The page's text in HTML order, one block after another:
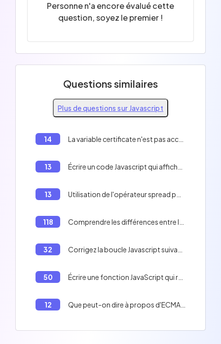
Personne n'a encore évalué cette
question, soyez le premier !
Questions similaires
Plus de questions sur Javascript
14
13
13
118
32
50
12